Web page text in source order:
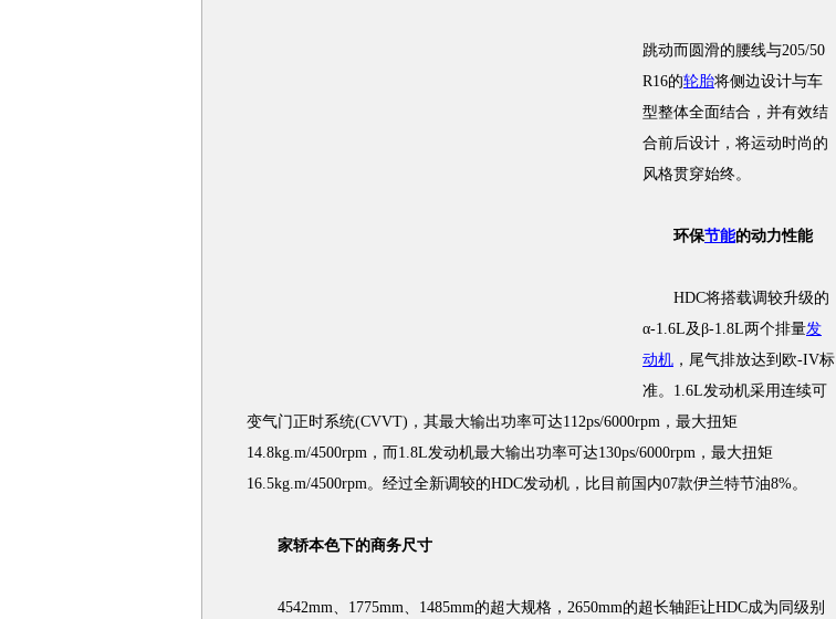
跳动而圆滑的腰线与205/50
R16的轮胎将侧边设计与车
型整体全面结合，并有效结
合前后设计，将运动时尚的
风格贯穿始终。
环保节能的动力性能
HDC将搭载调较升级的
α-1.6L及β-1.8L两个排量发
动机 ，尾气排放达到欧-IV标
准。1.6L发动机采用连续可
变气门正时系统(CVVT)，其最大输出功率可达112ps/6000rpm，最大扭矩
14.8kg.m/4500rpm，而1.8L发动机最大输出功率可达130ps/6000rpm，最大扭矩
16.5kg.m/4500rpm。经过全新调较的HDC发动机，比目前国内07款伊兰特节油8%。
家轿本色下的商务尺寸
4542mm、1775mm、1485mm的超大规格，2650mm的超长轴距让HDC成为同级别